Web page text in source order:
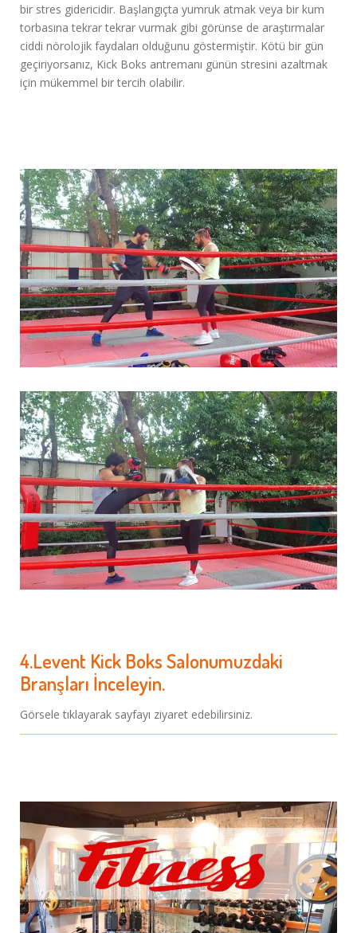
bir stres gidericidir. Başlangıçta yumruk atmak veya bir kum
torbasına tekrar tekrar vurmak gibi görünse de araştırmalar
ciddi nörolojik faydaları olduğunu göstermiştir. Kötü bir gün
geçiriyorsanız, Kick Boks antremanı günün stresini azaltmak
için mükemmel bir tercih olabilir.
4.Levent Kick Boks Salonumuzdaki
Branşları İnceleyin.
Görsele tıklayarak sayfayı ziyaret edebilirsiniz.